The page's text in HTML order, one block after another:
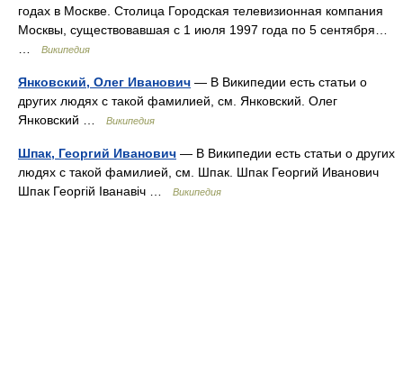
годах в Москве. Столица Городская телевизионная компания
Москвы, существовавшая с 1 июля 1997 года по 5 сентября…
Википедия
Янковский, Олег Иванович — В Википедии есть статьи о
других людях с такой фамилией, см. Янковский. Олег
Янковский …
Википедия
Шпак, Георгий Иванович — В Википедии есть статьи о других
людях с такой фамилией, см. Шпак. Шпак Георгий Иванович
Шпак Георгій Іванавіч …
Википедия